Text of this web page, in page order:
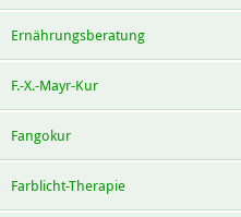
Ernährungsberatung
F.-X.-Mayr-Kur
Fangokur
Farblicht-Therapie